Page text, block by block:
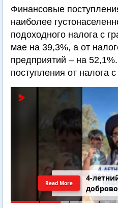
Финансовые
наиболее
подоходного налога с
мае на 39,3%, а от
предприятий – на
поступления от налога
4-
Read More